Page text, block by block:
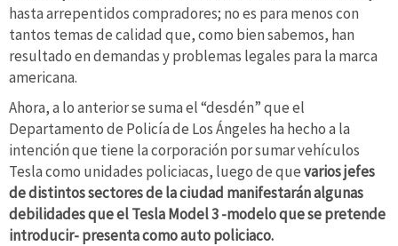
hasta arrepentidos compradores; no es para menos con
tantos temas de calidad que, como bien sabemos, han
resultado en demandas y problemas legales para la marca
americana.
Ahora, a lo anterior se suma el “desdén” que el
Departamento de Policía de Los Ángeles ha hecho a la
intención que tiene la corporación por sumar vehículos
Tesla como unidades policiacas, luego de quevarios jefes
de distintos sectores de la ciudad manifestarán algunas
debilidades que el Tesla Model 3 -modelo que se pretende
introducir- presenta como auto policiaco.